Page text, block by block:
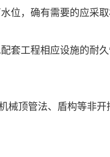
位， 确有需要的应采
套工程相应设施的耐久
械顶管法、盾构等非开